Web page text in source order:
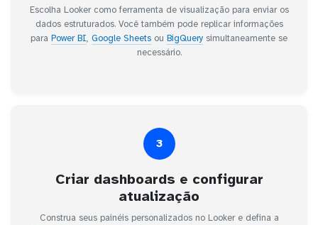
Escolha Looker como ferramenta de visualização para enviar os
dados estruturados. Você também pode replicar informações
para Power BI, Google Sheets ou BigQuery simultaneamente se
necessário.
3
Criar dashboards e configurar
atualização
Construa seus painéis personalizados no Looker e defina a